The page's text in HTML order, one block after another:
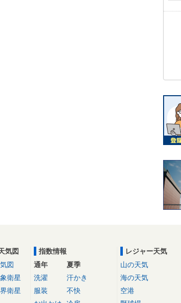
気図
図
衛星
衛星
指数情報
通年
洗濯
服装
夏季
汗かき
不快
レジャー天気
山の天気
海の天気
空港